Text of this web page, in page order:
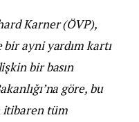
Karner (ÖVP),
ayni yardım kartı
bir basın
göre, bu
itibaren tüm